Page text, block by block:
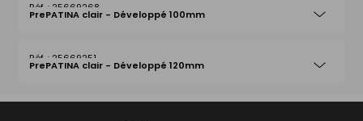
25669268
PrePATINA clair - Développé 100mm
25669251
PrePATINA clair - Développé 120mm